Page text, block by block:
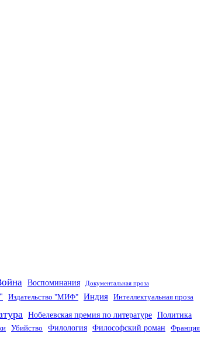
Воспоминания Документальная проза
Издательство "МИФ" Индия Интеллектуальная проза
Нобелевская премия по литературе Политика
Убийство Филология Философский роман Франция